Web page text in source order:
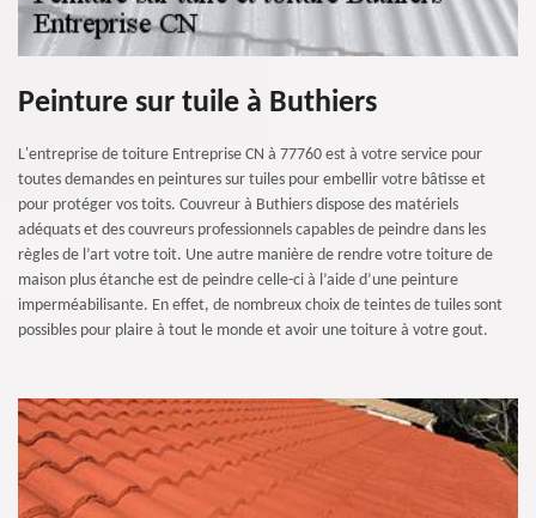
Peinture sur tuile à Buthiers
L'entreprise de toiture Entreprise CN à 77760 est à votre service pour
toutes demandes en peintures sur tuiles pour embellir votre bâtisse et
pour protéger vos toits. Couvreur à Buthiers dispose des matériels
adéquats et des couvreurs professionnels capables de peindre dans les
règles de l’art votre toit. Une autre manière de rendre votre toiture de
maison plus étanche est de peindre celle-ci à l’aide d’une peinture
imperméabilisante. En effet, de nombreux choix de teintes de tuiles sont
possibles pour plaire à tout le monde et avoir une toiture à votre gout.